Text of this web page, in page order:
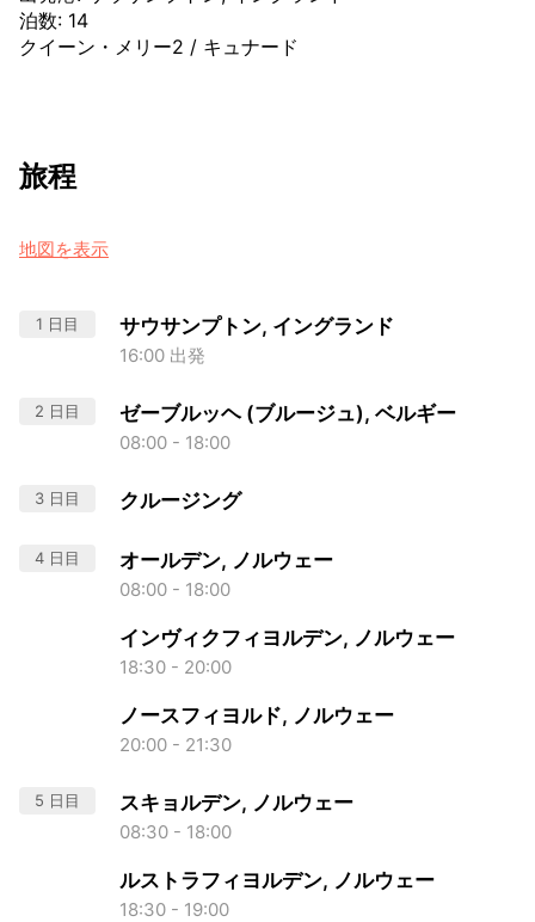
泊数: 14
クイーン・メリー2 / キュナード
旅程
地図を表示
1 日目 サウサンプトン, イングランド
16:00 出発
2 日目 ゼーブルッヘ (ブルージュ), ベルギー
08:00 - 18:00
3 日目 クルージング
4 日目 オールデン, ノルウェー
08:00 - 18:00
インヴィクフィヨルデン, ノルウェー
18:30 - 20:00
ノースフィヨルド, ノルウェー
20:00 - 21:30
5 日目 スキョルデン, ノルウェー
08:30 - 18:00
ルストラフィヨルデン, ノルウェー
18:30 - 19:00